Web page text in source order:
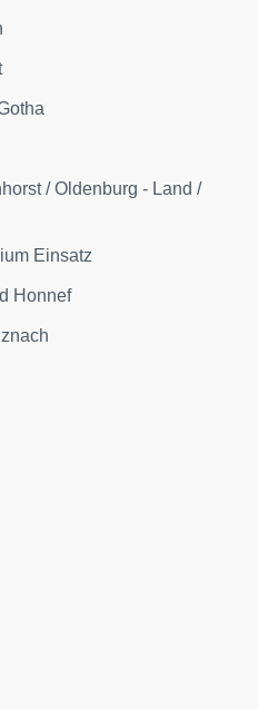
/ Oldenburg - Land /
Einsatz
Honnef